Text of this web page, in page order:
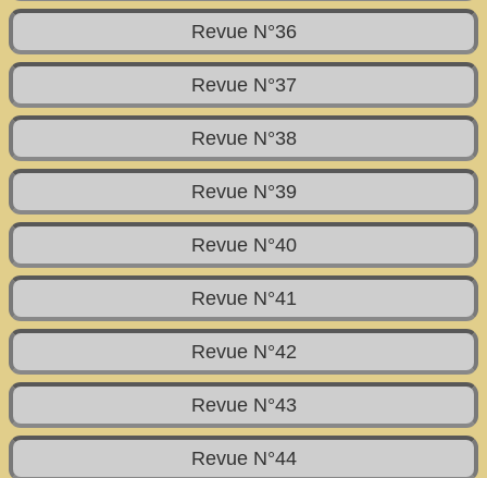
Revue N°36
Revue N°37
Revue N°38
Revue N°39
Revue N°40
Revue N°41
Revue N°42
Revue N°43
Revue N°44